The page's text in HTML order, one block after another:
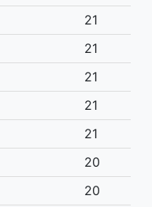
21
21
21
21
21
20
20